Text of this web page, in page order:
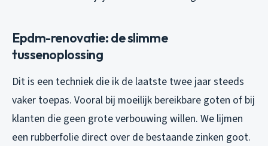
Epdm-renovatie: de slimme
tussenoplossing
Dit is een techniek die ik de laatste twee jaar steeds
vaker toepas. Vooral bij moeilijk bereikbare goten of bij
klanten die geen grote verbouwing willen. We lijmen
een rubberfolie direct over de bestaande zinken goot.